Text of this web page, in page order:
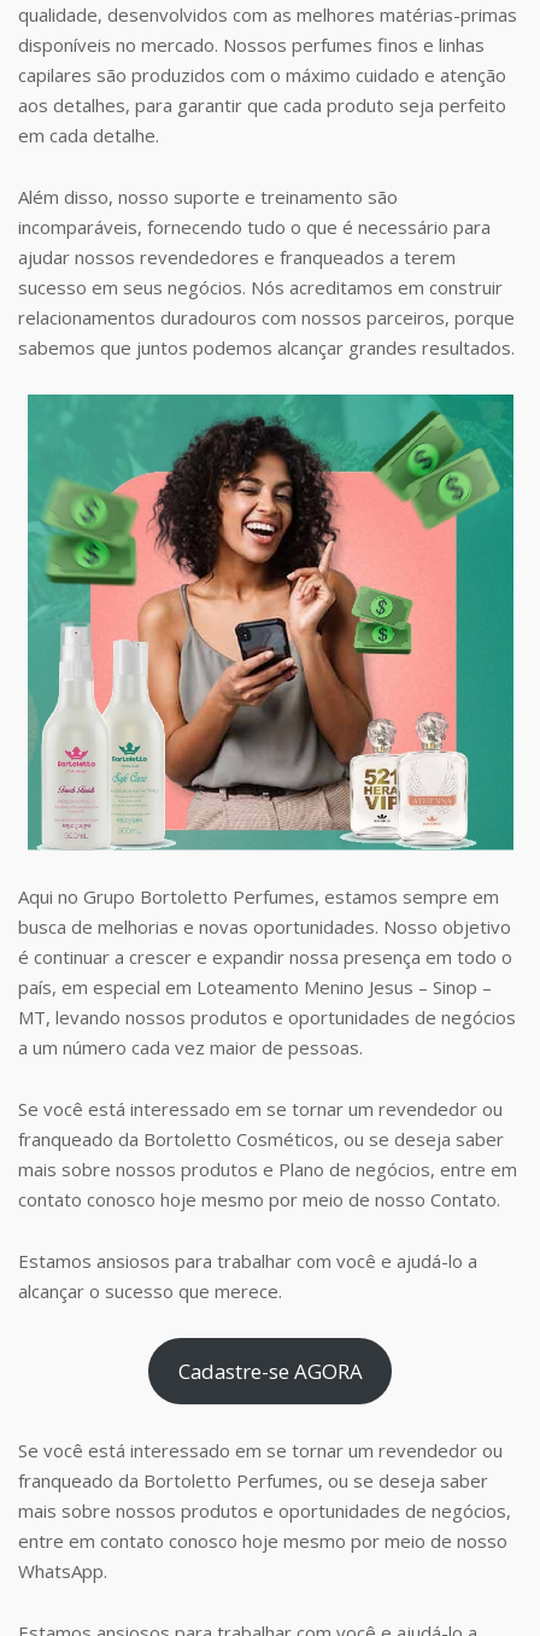
qualidade, desenvolvidos com as melhores matérias-primas
disponíveis no mercado. Nossos perfumes finos e linhas
capilares são produzidos com o máximo cuidado e atenção
aos detalhes, para garantir que cada produto seja perfeito
em cada detalhe.
Além disso, nosso suporte e treinamento são
incomparáveis, fornecendo tudo o que é necessário para
ajudar nossos revendedores e franqueados a terem
sucesso em seus negócios. Nós acreditamos em construir
relacionamentos duradouros com nossos parceiros, porque
sabemos que juntos podemos alcançar grandes resultados.
Aqui no Grupo Bortoletto Perfumes, estamos sempre em
busca de melhorias e novas oportunidades. Nosso objetivo
é continuar a crescer e expandir nossa presença em todo o
país, em especial em Loteamento Menino Jesus – Sinop –
MT, levando nossos produtos e oportunidades de negócios
a um número cada vez maior de pessoas.
Se você está interessado em se tornar um revendedor ou
franqueado da Bortoletto Cosméticos, ou se deseja saber
mais sobre nossos produtos e Plano de negócios, entre em
contato conosco hoje mesmo por meio de nosso Contato.
Estamos ansiosos para trabalhar com você e ajudá-lo a
alcançar o sucesso que merece.
Cadastre-se AGORA
Se você está interessado em se tornar um revendedor ou
franqueado da Bortoletto Perfumes, ou se deseja saber
mais sobre nossos produtos e oportunidades de negócios,
entre em contato conosco hoje mesmo por meio de nosso
WhatsApp.